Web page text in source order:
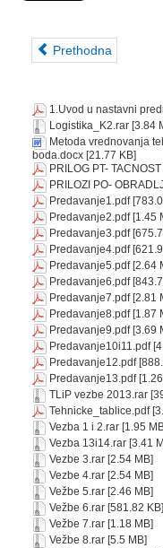
Prethodna
1.Uvod u nastavni
Logistika_K2.rar [3.84
Metoda vrednovanja
boda.docx [21.77 KB]
PRILOG PT-
PRILOZI PO-
Predavanje1.pdf
Predavanje2.pdf[1.45
Predavanje3.pdf[675.7
Predavanje4.pdf
Predavanje5.pdf[2.64
Predavanje6.pdf
Predavanje7.pdf[2.81
Predavanje8.pdf[1.87
Predavanje9.pdf[3.69
Predavanje10i11.pdf
Predavanje12.pdf
Predavanje13.pdf[1.26
TLiP vezbe 2013.rar
Tehnicke_tablice.pdf
Vezba 1 i 2.rar [1.95
Vezba 13i14.rar [3.41
Vezbe 3.rar [2.54 MB]
Vezbe 4.rar [2.54 MB]
Vežbe 5.rar [2.46 MB]
Vežbe 6.rar [581.82 KB]
Vežbe 7.rar [1.18 MB]
Vežbe 8.rar [5.5 MB]